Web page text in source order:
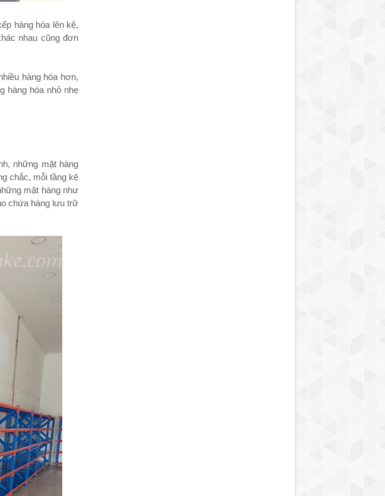
hàng hóa lên kệ,
nhau cũng đơn
hàng hóa hơn,
hàng hóa nhỏ nhẹ
những mặt hàng
chắc, mỗi tầng kệ
mặt hàng như
chứa hàng lưu trữ